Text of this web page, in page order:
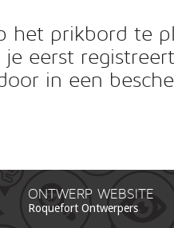
het prikbord te
eerst
in een
ONTWERP WEBSITE
Roquefort Ontwerpers